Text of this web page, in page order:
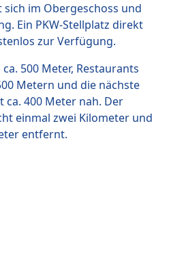
im Obergeschoss und
Ein PKW-Stellplatz direkt
zur Verfügung.
500 Meter, Restaurants
Metern und die nächste
400 Meter nah. Der
einmal zwei Kilometer und
entfernt.